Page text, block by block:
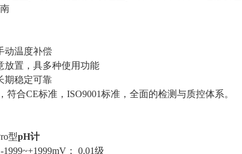
动温度补偿
放置，具多种使用功能
期稳定可靠
合CE标准，ISO9001标准，全面的检测与质控体系。
型pH计
1999~+1999mV； 0.01级